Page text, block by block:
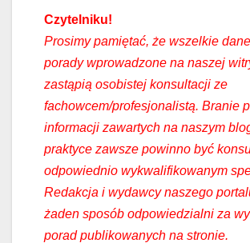
Czytelniku!
Prosimy pamiętać, że wszelkie
porady wprowadzone na naszej
zastąpią osobistej konsultacji ze
fachowcem/profesjonalistą. Branie
informacji zawartych na naszym
praktyce zawsze powinno być
odpowiednio wykwalifikowanym
Redakcja i wydawcy naszego
żaden sposób odpowiedzialni za
porad publikowanych na stronie.